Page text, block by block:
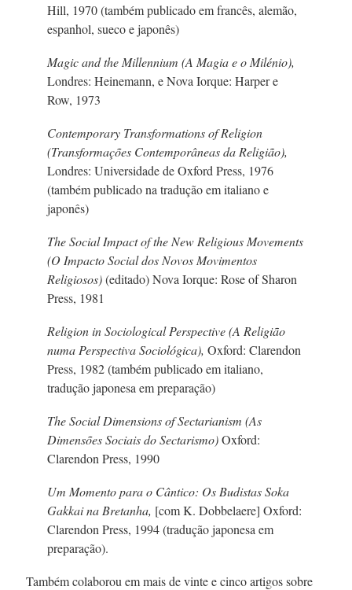
Hill, 1970 (também publicado em francês, alemão,
espanhol, sueco e japonês)
Magic and the Millennium (A Magia e o Milénio),
Londres: Heinemann, e Nova Iorque: Harper e
Row, 1973
Contemporary Transformations of Religion
(Transformações Contemporâneas da Religião),
Londres: Universidade de Oxford Press, 1976
(também publicado na tradução em italiano e
japonês)
The Social Impact of the New Religious Movements
(O Impacto Social dos Novos Movimentos
Religiosos)(editado) Nova Iorque: Rose of Sharon
Press, 1981
Religion in Sociological Perspective (A Religião
numa Perspectiva Sociológica), Oxford: Clarendon
Press, 1982 (também publicado em italiano,
tradução japonesa em preparação)
The SocialDimensions of Sectarianism (As
Dimensões Sociais do Sectarismo)Oxford:
Clarendon Press, 1990
Um Momento para o Cântico: Os Budistas Soka
Gakkai na Bretanha, [comK. Dobbelaere] Oxford:
Clarendon Press, 1994 (tradução japonesa em
preparação).
Também colaborou em mais de vinte e cinco artigos sobre